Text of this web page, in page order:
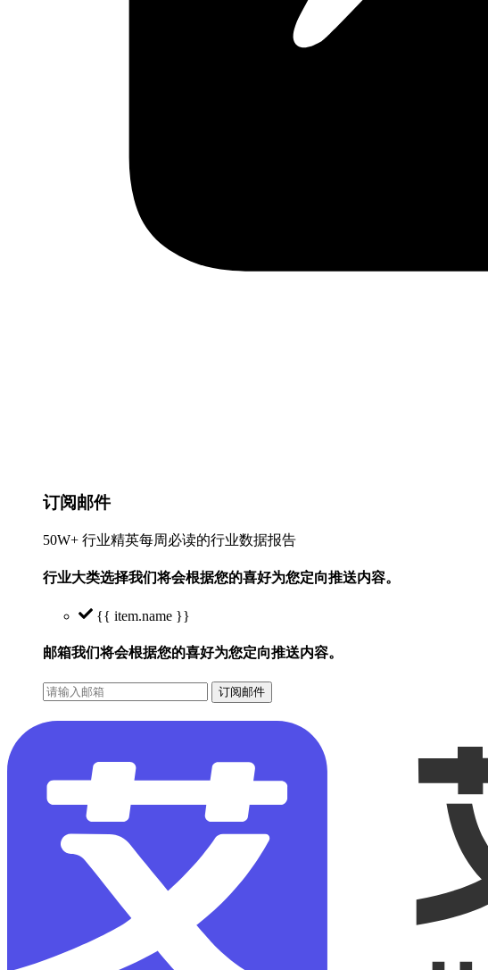
订阅邮件
50W+ 行业精英每周必读的行业数据报告
行业大类选择我们将会根据您的喜好为您定向推送内容。
{{ item.name }}
邮箱我们将会根据您的喜好为您定向推送内容。
订阅邮件